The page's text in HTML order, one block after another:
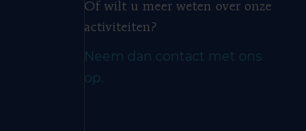
Of wilt u meer weten over onze
activiteiten?
Neem dan contact met ons
op.